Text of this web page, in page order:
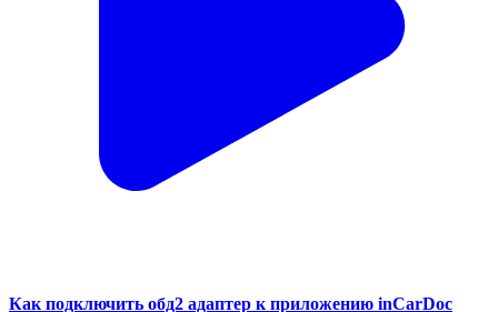
Как подключить обд2 адаптер к приложению inCarDoc